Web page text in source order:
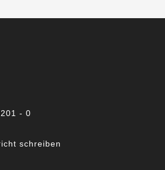
- 0
schreiben